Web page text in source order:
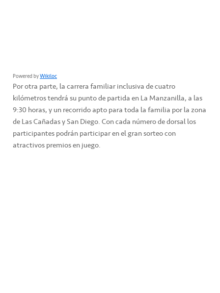
Powered byWikiloc
Por otra parte, la carrera familiar inclusiva de cuatro
kilómetros tendrá su punto de partida en La Manzanilla, a las
9:30 horas, y un recorrido apto para toda la familia por la zona
de Las Cañadas y San Diego. Con cada número de dorsal los
participantes podrán participar en el gran sorteo con
atractivos premios en juego.